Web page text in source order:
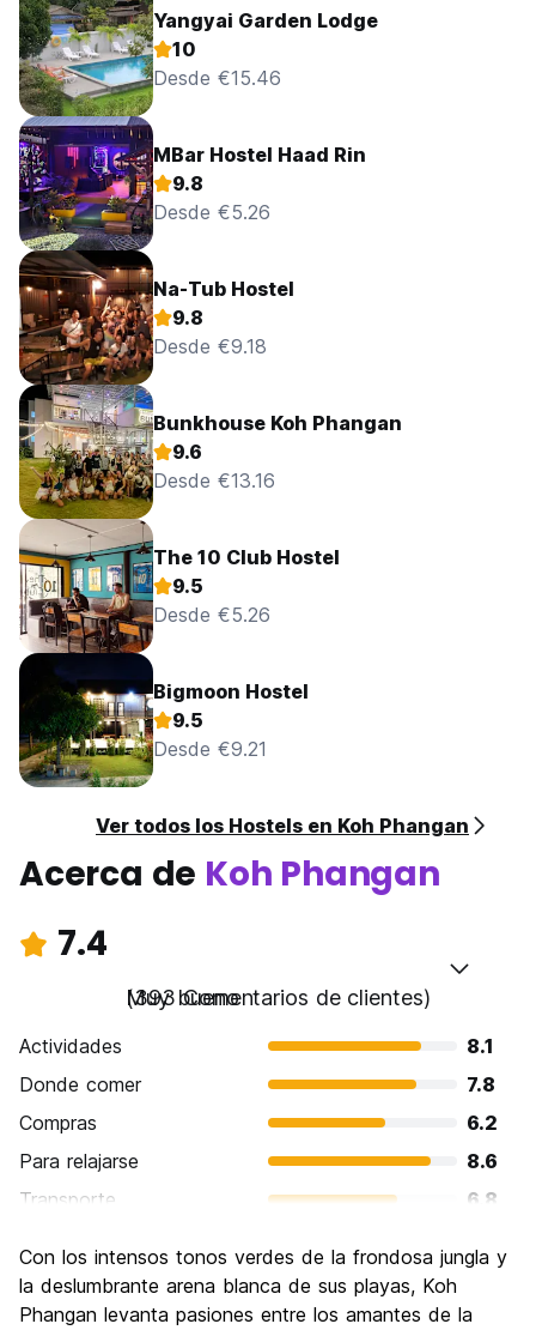
Yangyai Garden Lodge
10
Desde €15.46
MBar Hostel Haad Rin
9.8
Desde €5.26
Na-Tub Hostel
9.8
Desde €9.18
Bunkhouse Koh Phangan
9.6
Desde €13.16
The 10 Club Hostel
9.5
Desde €5.26
Bigmoon Hostel
9.5
Desde €9.21
Ver todos los Hostels en Koh Phangan
Acerca de Koh Phangan
7.4
Muy bueno
(393 Comentarios de clientes)
Actividades
8.1
Donde comer
7.8
Compras
6.2
Para relajarse
8.6
Transporte
6.8
Cultura
Fiesta
9.2
Con los intensos tonos verdes de la frondosa jungla y
la deslumbrante arena blanca de sus playas, Koh
Phangan levanta pasiones entre los amantes de la